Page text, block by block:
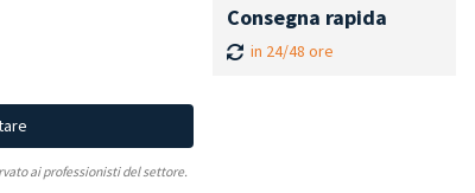
ai professionisti del settore.
Consegna rapida
in 24/48 ore